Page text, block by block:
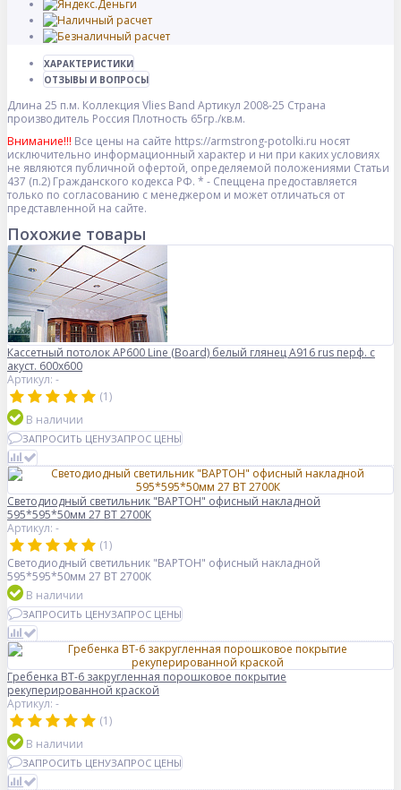
ХАРАКТЕРИСТИКИ
ОТЗЫВЫ И ВОПРОСЫ
Длина 25 п.м. Коллекция Vlies Band Артикул 2008-25 Страна
производитель Россия Плотность 65гр./кв.м.
Внимание!!! Все цены на сайте https://armstrong-potolki.ru носят
исключительно информационный характер и ни при каких условиях
не являются публичной офертой, определяемой положениями Статьи
437 (п.2) Гражданского кодекса РФ. * - Спеццена предоставляется
только по согласованию с менеджером и может отличаться от
представленной на сайте.
Похожие товары
Кассетный потолок AP600 Line (Board) белый глянец А916 rus перф. с
акуст. 600x600
Артикул: -
(1)
В наличии
ЗАПРОСИТЬ ЦЕНУЗАПРОС ЦЕНЫ
Светодиодный светильник "ВАРТОН" офисный накладной
595*595*50мм 27 ВТ 2700К
Артикул: -
(1)
Светодиодный светильник "ВАРТОН" офисный накладной
595*595*50мм 27 ВТ 2700К
В наличии
ЗАПРОСИТЬ ЦЕНУЗАПРОС ЦЕНЫ
Гребенка ВТ-6 закругленная порошковое покрытие
рекуперированной краской
Артикул: -
(1)
В наличии
ЗАПРОСИТЬ ЦЕНУЗАПРОС ЦЕНЫ